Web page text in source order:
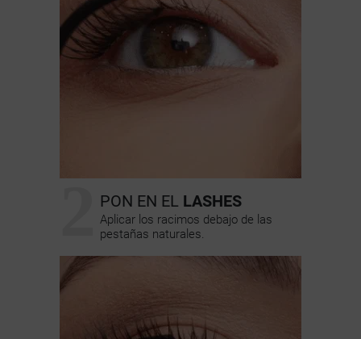
PON EN EL LASHES
Aplicar los racimos debajo de las
pestañas naturales.